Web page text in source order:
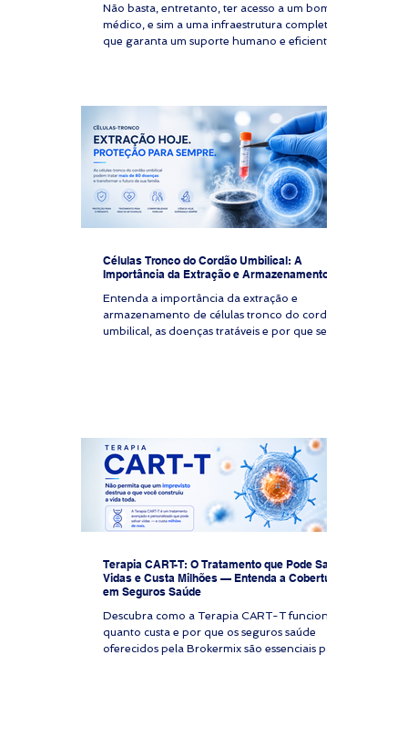
Não basta, entretanto, ter acesso a um bom
médico, e sim a uma infraestrutura completa,
que garanta um suporte humano e eficiente.
Células Tronco do Cordão Umbilical: A
Importância da Extração e Armazenamento
Entenda a importância da extração e
armazenamento de células tronco do cordão
umbilical, as doenças tratáveis e por que seu
descobre que seu plano de saúde brasileiro
não cobrirá os custos do banco privado, que
exigiria um pagamento i
Terapia CART-T: O Tratamento que Pode Salvar
Vidas e Custa Milhões — Entenda a Cobertura
em Seguros Saúde
Descubra como a Terapia CART-T funciona,
quanto custa e por que os seguros saúde
oferecidos pela Brokermix são essenciais para